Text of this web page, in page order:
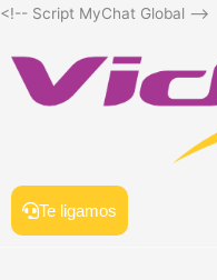
<!-- Script MyChat Global -->
Ir
conteúdo
Te ligamos